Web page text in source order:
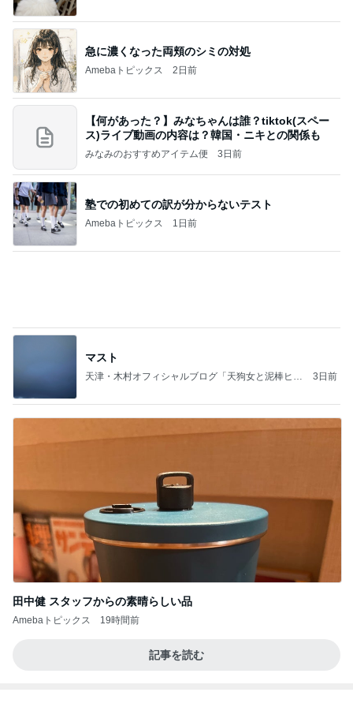
急に濃くなった両頬のシミの対処
Amebaトピックス 2日前
【何があった？】みなちゃんは誰？tiktok(スペー
ス)ライブ動画の内容は？韓国・ニキとの関係も
みなみのおすすめアイテム便 3日前
塾での初めての訳が分からないテスト
Amebaトピックス 1日前
マスト
天津・木村オフィシャルブログ「天狗女と泥棒ヒゲ
3日前
田中健 スタッフからの素晴らしい品
Amebaトピックス 19時間前
記事を読む